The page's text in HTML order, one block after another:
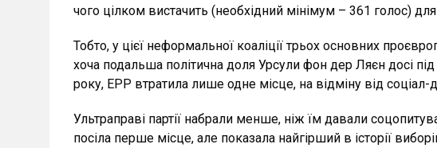
чого цілком вистачить (необхідний мінімум – 361 голос)
Тобто, у цієї неформальної коаліції трьох основних
хоча подальша політична доля Урсули фон дер Ляєн досі
року, EPP втратила лише одне місце, на відміну від
Ультраправі партії набрали менше, ніж їм давали
посіла перше місце, але показала найгірший в історії